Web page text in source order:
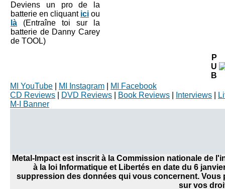
Deviens un pro de la
batterie en cliquant ici ou
là (Entraîne toi sur la
batterie de Danny Carey
de TOOL)
P
U
B
MI YouTube
MI Instagram
MI Facebook
CD Reviews
DVD Reviews Book Reviews Interviews
M-I Banner
Metal-Impact est inscrit à la Commission nationale de
à la loi Informatique et Libertés en date du 6
suppression des données qui vous concernent.
sur vos